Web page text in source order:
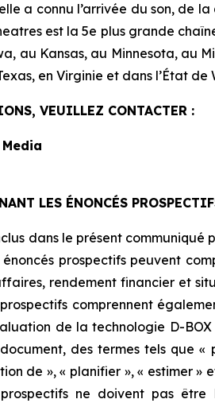
a connu l’arrivée du son, de
est la 5e plus grande
au Kansas, au Minnesota, au
en Virginie et dans l’État de
VEUILLEZ CONTACTER :
LES ÉNONCÉS
dans le présent
prospectifs peuvent
rendement financier et
comprennent
de la technologie D-
des termes tels que
de », « planifier », « estimer
prospectifs ne doivent pas